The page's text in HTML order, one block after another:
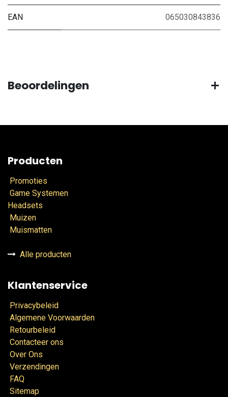
EAN 065030843836
Beoordelingen
Producten
Promoties
Game Systemen
Headsets
Muizen
Muismatten
Alle producten
Klantenservice
Privacybeleid
Algemene Voorwaarden
Retourbeleid
Contacteer ons
Over Ons
Verzendingen
FAQ
Sitemap